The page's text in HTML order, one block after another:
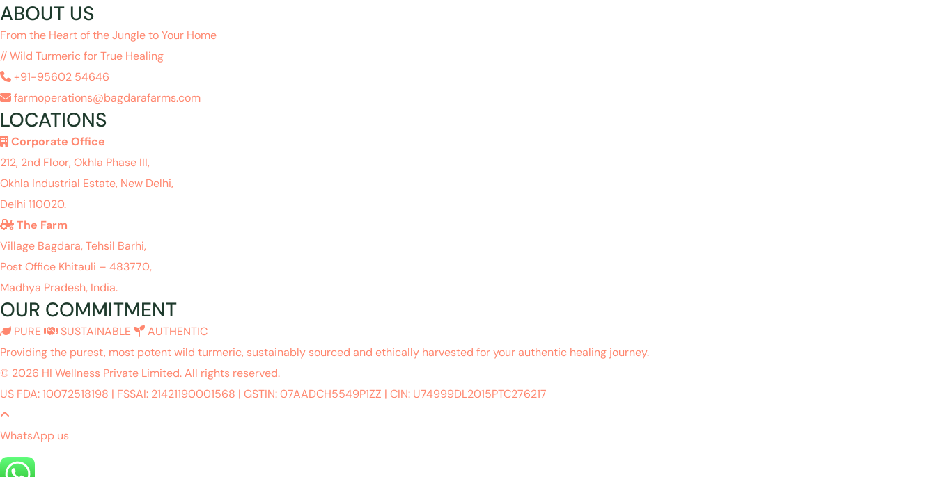
ABOUT US
From the Heart of the Jungle to Your Home
// Wild Turmeric for True Healing
+91-95602 54646
farmoperations@bagdarafarms.com
LOCATIONS
Corporate Office
212, 2nd Floor, Okhla Phase III,
Okhla Industrial Estate, New Delhi,
Delhi 110020.
The Farm
Village Bagdara, Tehsil Barhi,
Post Office Khitauli – 483770,
Madhya Pradesh, India.
OUR COMMITMENT
PURE SUSTAINABLE
AUTHENTIC
Providing the purest, most potent wild turmeric, sustainably sourced and ethically harvested for your authentic healing journey.
© 2026 HI Wellness Private Limited. All rights reserved.
US FDA: 10072518198 | FSSAI: 21421190001568 | GSTIN: 07AADCH5549P1ZZ | CIN: U74999DL2015PTC276217
WhatsApp us